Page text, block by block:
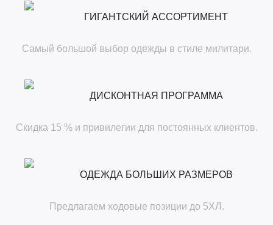
ГИГАНТСКИЙ АССОРТИМЕНТ
Самый большой выбор одежды в стиле милитари.
ДИСКОНТНАЯ ПРОГРАММА
Скидка 15 % и привилегии для постоянных клиентов.
ОДЕЖДА БОЛЬШИХ РАЗМЕРОВ
Предлагаем ходовые позиции до 5ХЛ.